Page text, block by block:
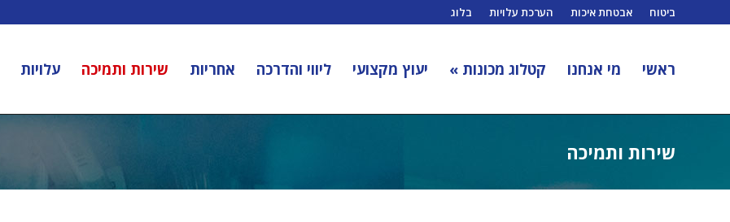
ביטוח אבטחת איכות הערכת עלויות בלוג
ראשי מי אנחנו קטלוג מכונות » יעוץ מקצועי ליווי והדרכה אחריות שירות ותמיכה עלויות
שירות ותמיכה